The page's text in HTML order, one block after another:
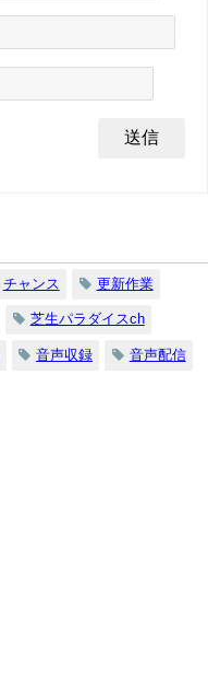
チャンス 更新作業
芝生パラダイスch
音声収録 音声配信